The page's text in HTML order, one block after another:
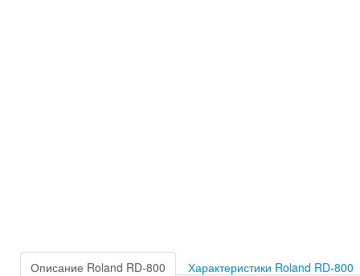
Описание Roland RD-800
Характеристики Roland RD-800